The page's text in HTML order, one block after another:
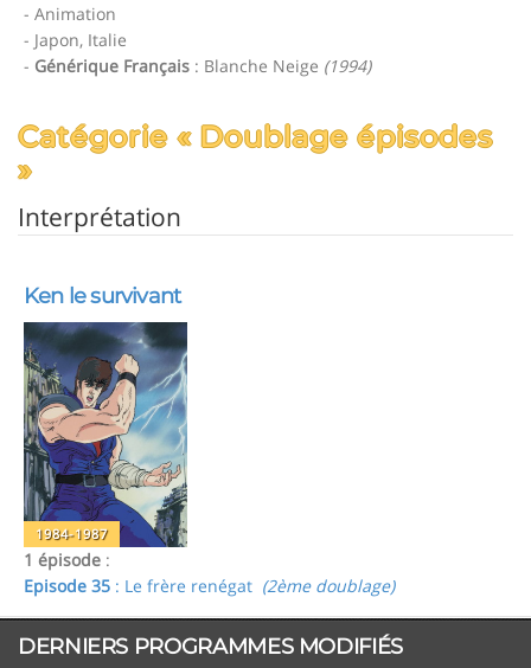
- Animation
- Japon, Italie
- Générique Français : Blanche Neige (1994)
Catégorie « Doublage épisodes
»
Interprétation
Ken le survivant
1984-1987
1 épisode :
Episode 35 : Le frère renégat (2ème doublage)
DERNIERS PROGRAMMES MODIFIÉS